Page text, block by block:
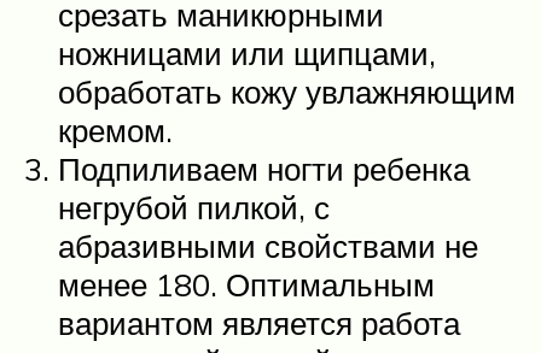
срезать маникюрными
ножницами или щипцами,
обработать кожу увлажняющим
кремом.
Подпиливаем ногти ребенка
негрубой пилкой, с
абразивными свойствами не
менее 180. Оптимальным
вариантом является работа